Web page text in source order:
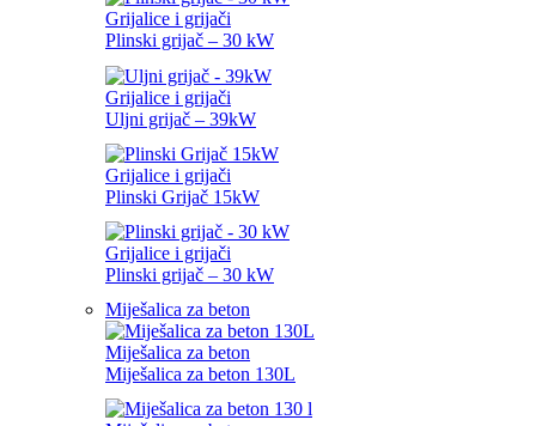
Grijalice i grijači
Plinski grijač – 30 kW
Grijalice i grijači
Uljni grijač – 39kW
Grijalice i grijači
Plinski Grijač 15kW
Grijalice i grijači
Plinski grijač – 30 kW
Miješalica za beton
Miješalica za beton
Miješalica za beton 130L